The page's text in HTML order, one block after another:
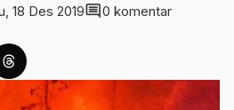
18 Des 2019comment0 komentar